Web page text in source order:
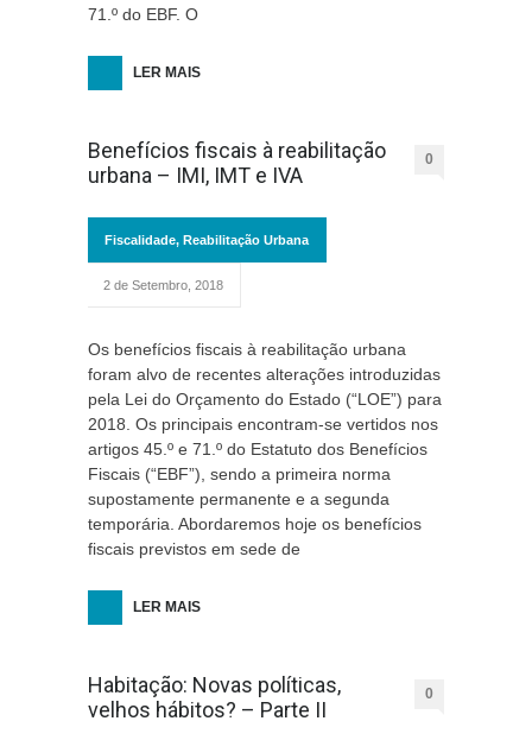
71.º do EBF. O
LER MAIS
Benefícios fiscais à reabilitação
urbana – IMI, IMT e IVA
0
Fiscalidade, Reabilitação Urbana
2 de Setembro, 2018
Os benefícios fiscais à reabilitação urbana
foram alvo de recentes alterações introduzidas
pela Lei do Orçamento do Estado (“LOE”) para
2018. Os principais encontram-se vertidos nos
artigos 45.º e 71.º do Estatuto dos Benefícios
Fiscais (“EBF”), sendo a primeira norma
supostamente permanente e a segunda
temporária. Abordaremos hoje os benefícios
fiscais previstos em sede de
LER MAIS
Habitação: Novas políticas,
velhos hábitos? – Parte II
0